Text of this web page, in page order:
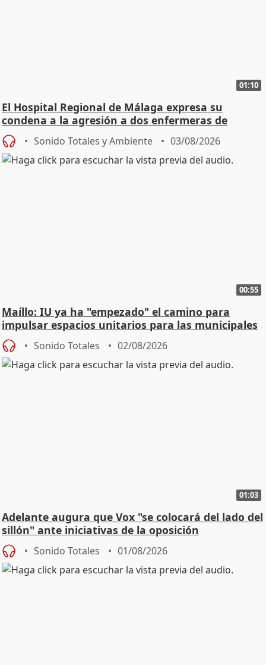
01:10
El Hospital Regional de Málaga expresa su
condena a la agresión a dos enfermeras de
Urgencias
Sonido Totales y Ambiente 03/08/2026
00:55
Maíllo: IU ya ha "empezado" el camino para
impulsar espacios unitarios para las municipales
Sonido Totales 02/08/2026
01:03
Adelante augura que Vox "se colocará del lado del
sillón" ante iniciativas de la oposición
Sonido Totales 01/08/2026